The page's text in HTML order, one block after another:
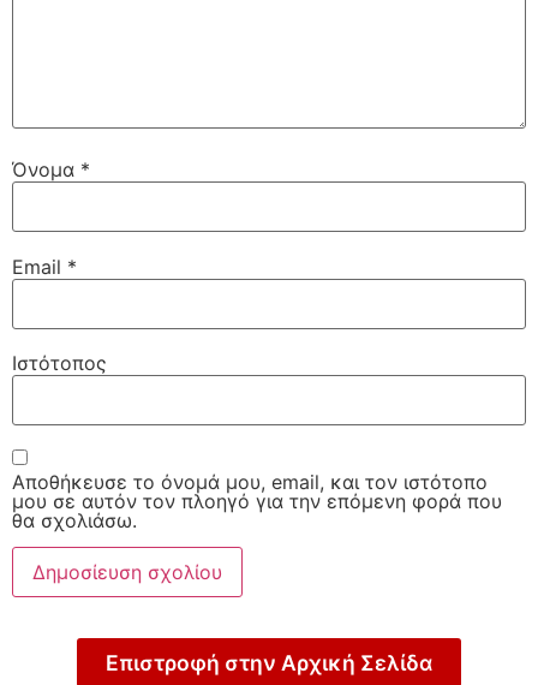
Όνομα *
Email *
Ιστότοπος
Αποθήκευσε το όνομά μου, email, και τον ιστότοπο
μου σε αυτόν τον πλοηγό για την επόμενη φορά που
θα σχολιάσω.
Επιστροφή στην Αρχική Σελίδα